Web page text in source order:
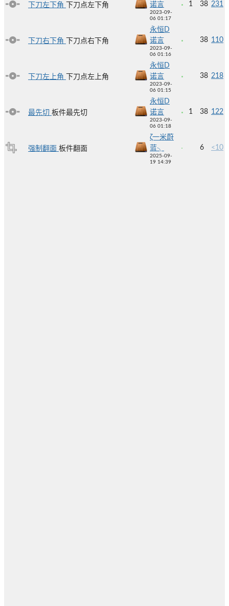
下刀左下角 下刀点左下角
诺言
2023-09-
06 01:17
1 38 231
下刀右下角 下刀点右下角
永恒D
诺言
2023-09-
06 01:16
38 110
下刀左上角 下刀点左上角
永恒D
诺言
2023-09-
06 01:15
38 218
最先切 板件最先切
永恒D
诺言
2023-09-
06 01:18
1 38 122
强制翻面 板件翻面
ζ一米蔚
蓝╮
2025-09-
19 14:39
6 <10